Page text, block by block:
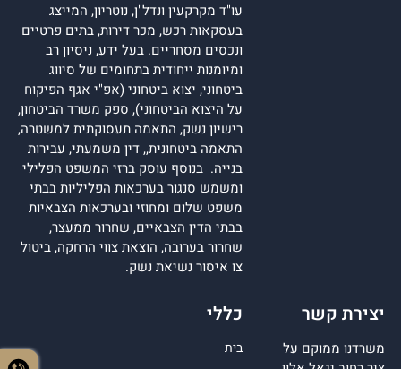
עו"ד מקרקעין ונדל"ן, נוטריון, המייצג
בעסקאות רכש, מכר דירות, בתים פרטיים
ונכסים מסחריים. בעל ידע, ניסיון רב
ומיומנות ייחודית בתחומים של סיווג
ביטחוני, יצוא ביטחוני (אפ"י אגף הפיקוח
על היצוא הביטחוני), ספק משרד הביטחון,
רישיון נשק, התאמה תעסוקתית למשטרה,
התאמה ביטחונית,, דין משמעתי, עבירות
בנייה. בנוסף עוסק ברזי המשפט הפלילי
ומשמש סנגור בערכאות הפליליות בבתי
משפט שלום ומחוזי ובערכאות הצבאיות
בבתי הדין הצבאיים, שחרור ממעצר,
שחרור בערובה, הוצאת צווי הרחקה, ביטול
צו איסור נשיאת נשק.
יצירת קשר
משרדנו ממוקם על
כללי
בית